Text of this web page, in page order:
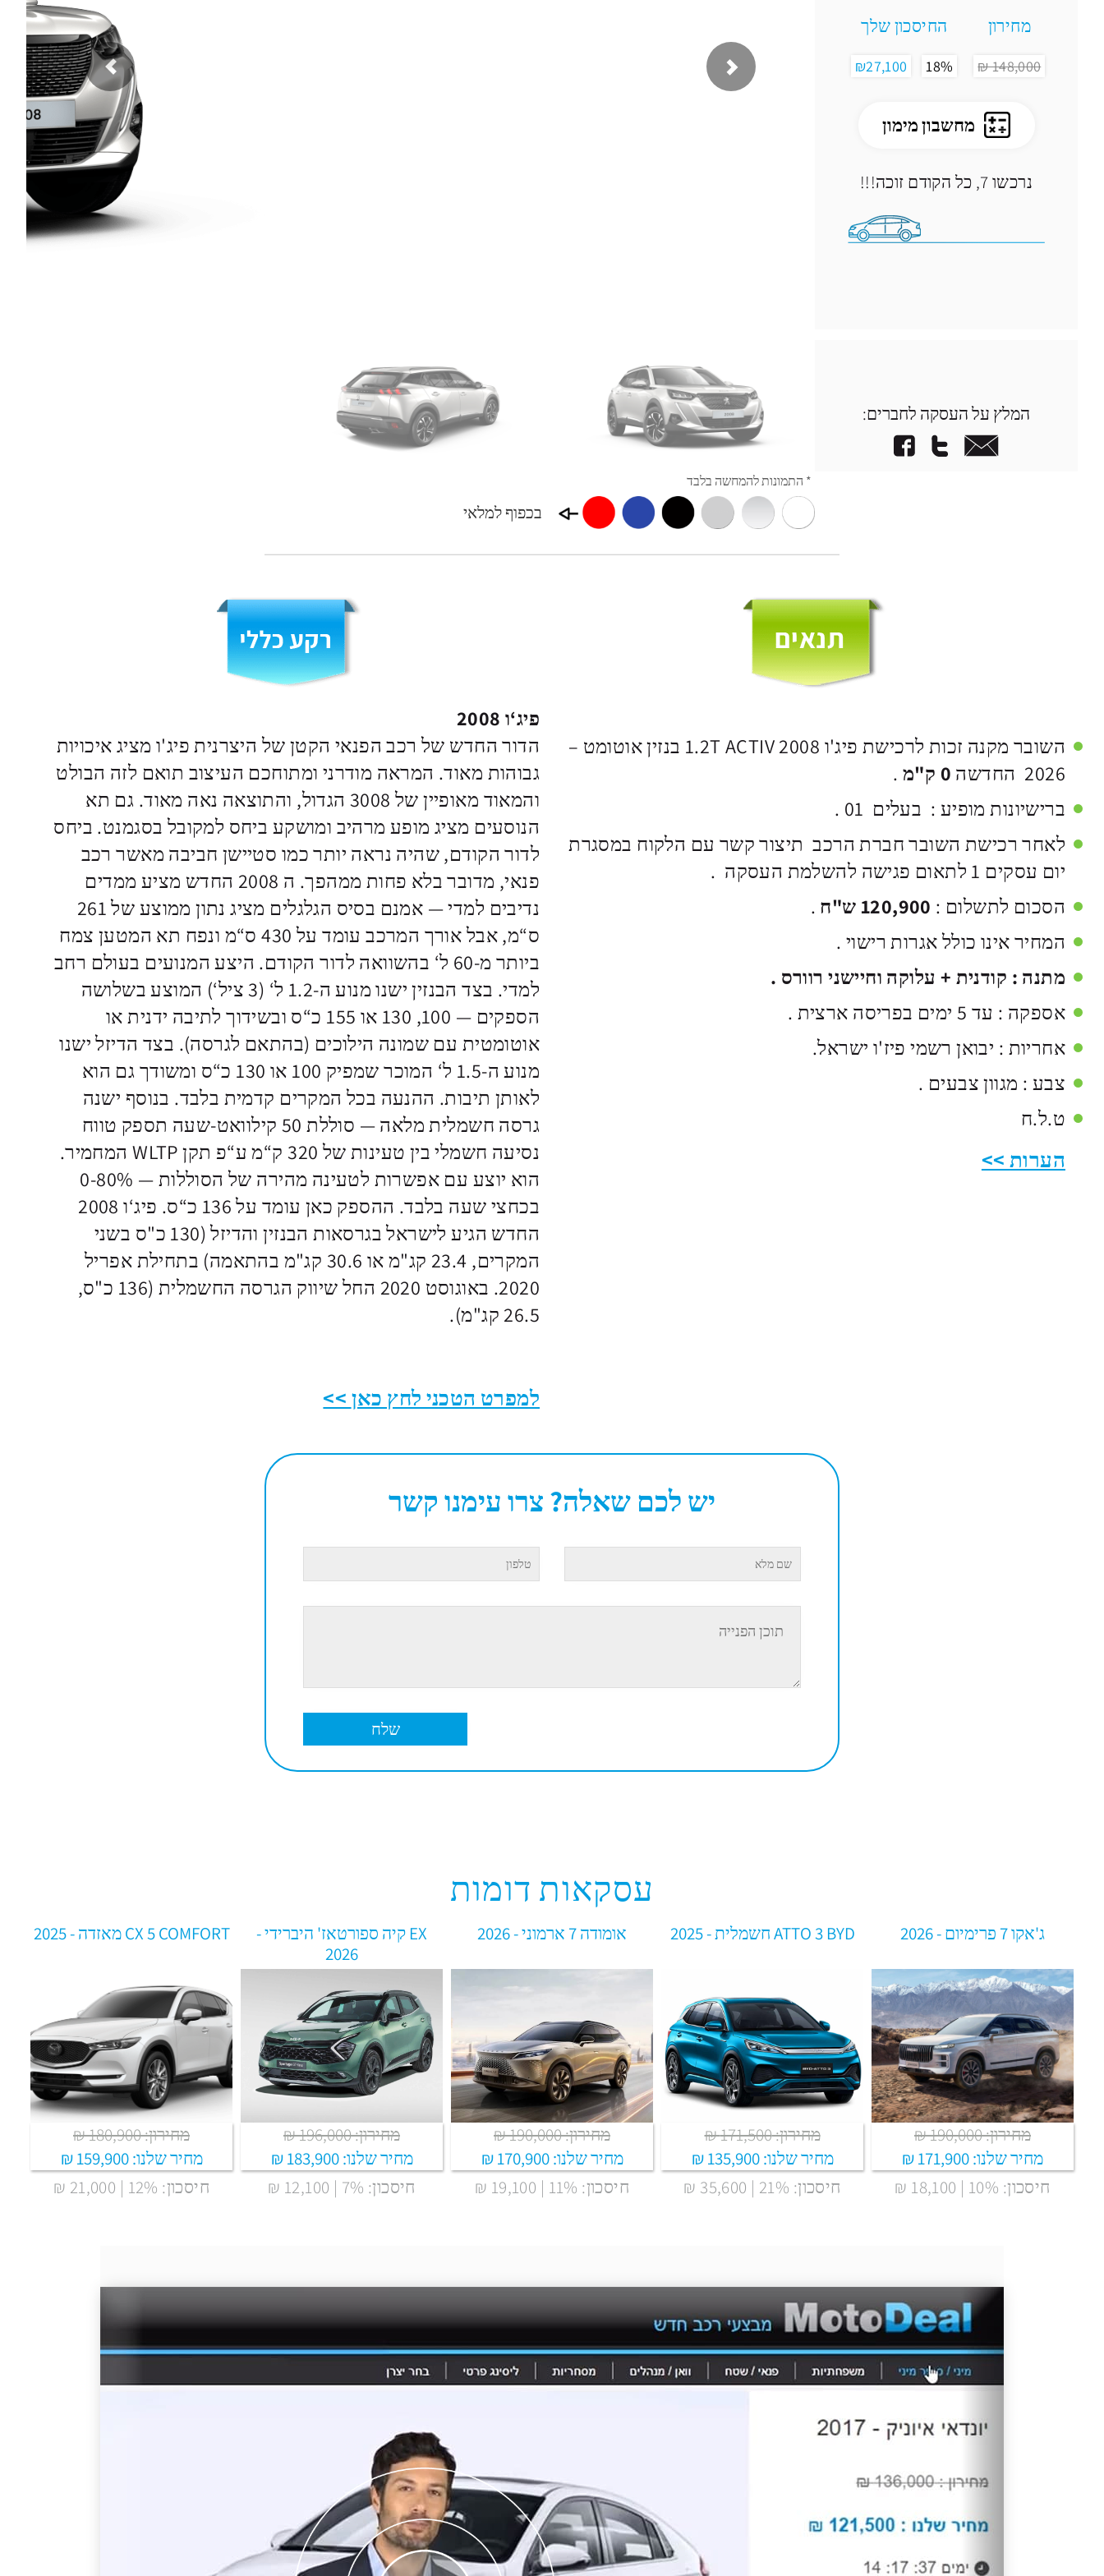
מחירון
148,000 ₪
החיסכון שלך
18%
₪27,100
מחשבון מימון
נרכשו 7 , כל הקודם זוכה!!!
המלץ על העסקה לחברים:
בכפוף למלאי
השובר מקנה זכות לרכישת פיג'ו 2008 1.2T ACTIV בנזין אוטומט –
2026 החדשה
0 ק"מ
.
ברישיונות מופיע : בעלים 01 .
לאחר רכישת השובר חברת הרכב תיצור קשר עם הלקוח במסגרת
יום עסקים 1 לתאום פגישה להשלמת העסקה .
הסכום לתשלום : 120,900 ש"ח
.
המחיר אינו כולל אגרות רישוי .
מתנה : קודנית + עלוקה וחיישני רוורס .
אספקה : עד 5 ימים בפריסה ארצית .
אחריות : יבואן רשמי פיז'ו ישראל.
צבע : מגוון צבעים .
ט.ל.ח
הערות
פיג‘ו 2008
הדור החדש של רכב הפנאי הקטן של היצרנית פיג'ו מציג איכויות
גבוהות מאוד. המראה מודרני ומתוחכם העיצוב תואם לזה הבולט
והמאוד מאופיין של 3008 הגדול, והתוצאה נאה מאוד. גם תא
הנוסעים מציג מופע מרהיב ומושקע ביחס למקובל בסגמנט. ביחס
לדור הקודם, שהיה נראה יותר כמו סטיישן חביבה מאשר רכב
פנאי, מדובר בלא פחות ממהפך. ה 2008 החדש מציע ממדים
נדיבים למדי — אמנם בסיס הגלגלים מציג נתון ממוצע של 261
ס“מ, אבל אורך המרכב עומד על 430 ס“מ ונפח תא המטען צמח
ביותר מ-60 ל‘ בהשוואה לדור הקודם. היצע המנועים בעולם רחב
למדי. בצד הבנזין ישנו מנוע ה-1.2 ל‘ (3 ציל‘) המוצע בשלושה
הספקים — 100, 130 או 155 כ“ס ובשידוך לתיבה ידנית או
אוטומטית עם שמונה הילוכים (בהתאם לגרסה). בצד הדיזל ישנו
מנוע ה-1.5 ל‘ המוכר שמפיק 100 או 130 כ“ס ומשודך גם הוא
לאותן תיבות. ההנעה בכל המקרים קדמית בלבד. בנוסף ישנה
גרסה חשמלית מלאה — סוללת 50 קילוואט-שעה תספק טווח
נסיעה חשמלי בין טעינות של 320 ק“מ ע“פ תקן WLTP המחמיר.
הוא יוצע עם אפשרות לטעינה מהירה של הסוללות — 0-80%
בכחצי שעה בלבד. ההספק כאן עומד על 136 כ“ס. פיג‘ו 2008
החדש הגיע לישראל בגרסאות הבנזין והדיזל (130 כ"ס בשני
המקרים, 23.4 קג"מ או 30.6 קג"מ בהתאמה) בתחילת אפריל
2020. באוגוסט 2020 החל שיווק הגרסה החשמלית (136 כ"ס,
26.5 קג"מ).
למפרט הטכני לחץ כאן
יש לכם שאלה? צרו עימנו קשר
עסקאות דומות
ג'אקו 7 פרימיום - 2026
מחירון: 190,000 ₪
מחיר שלנו:171,900 ₪
חיסכון: 10% | 18,100 ₪
ATTO 3 BYD חשמלית - 2025
מחירון: 171,500 ₪
מחיר שלנו:135,900 ₪
חיסכון: 21% | 35,600 ₪
אומודה 7 ארמוני - 2026
מחירון: 190,000 ₪
מחיר שלנו:170,900 ₪
חיסכון: 11% | 19,100 ₪
EX קיה ספורטאז' היברידי -
2026
מחירון: 196,000 ₪
מחיר שלנו:183,900 ₪
חיסכון: 7% | 12,100 ₪
CX 5 COMFORT מאזדה - 2025
מחירון: 180,900 ₪
מחיר שלנו:159,900 ₪
חיסכון: 12% | 21,000 ₪